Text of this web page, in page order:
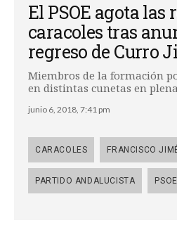
El PSOE agota las
caracoles tras
regreso de Curro
Miembros de la formación
en distintas cunetas en
junio 6, 2018, 7:41 pm
CARACOLES FRANCISCO
PARTIDO ANDALUCISTA PSOE